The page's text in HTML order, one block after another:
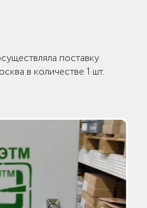
поставку
в количестве 1 шт.